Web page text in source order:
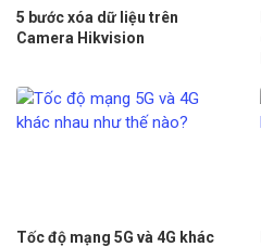
5 bước xóa dữ liệu trên
Camera Hikvision
Tốc độ mạng 5G và 4G khác